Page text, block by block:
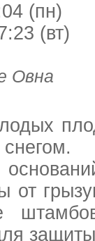
(пн)
(вт)
Овна
от